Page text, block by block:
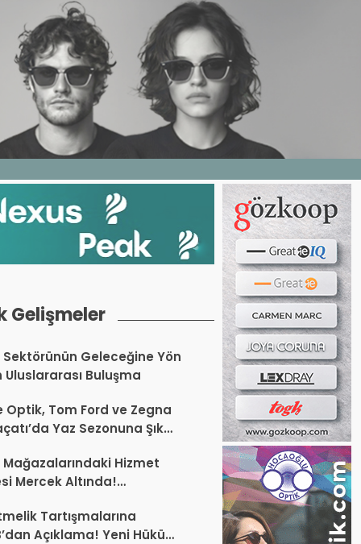
E DERGI WEB TV BIZE YAZIN
Gelişmeler
Geleceğine Yön
Uluslararası Buluşma
Optik, Tom Ford ve Zegna
Yaz Sezonuna Şık
Hizmet
Mercek Altında!
Tartışmalarına
Açıklama! Yeni Hüküm